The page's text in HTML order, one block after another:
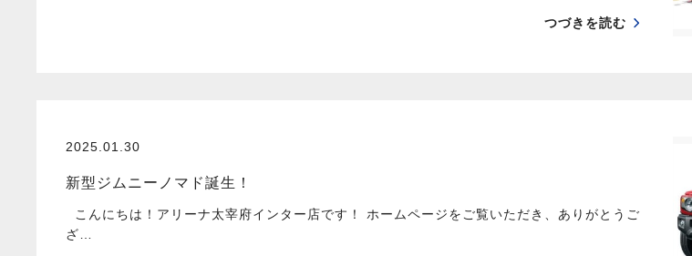
つづきを読む
2025.01.30
新型ジムニーノマド誕生！
こんにちは！アリーナ太宰府インター店です！ ホームページをご覧いただき、ありがとうご
ざ…